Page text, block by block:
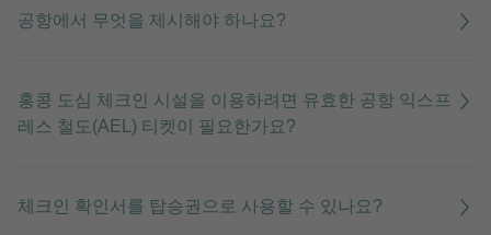
공항에서 무엇을 제시해야 하나요?
홍콩 도심 체크인 시설을 이용하려면 유효한 공항 익스프
레스 철도(AEL) 티켓이 필요한가요?
체크인 확인서를 탑승권으로 사용할 수 있나요?